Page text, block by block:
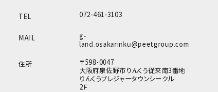
TEL 072-461-3103
MAIL
g-
land.osakarinku@peetgroup.com
住所
〒598-0047
大阪府泉佐野市りんくう従来南3番地
りんくうプレジャータウンシークル
2Ｆ